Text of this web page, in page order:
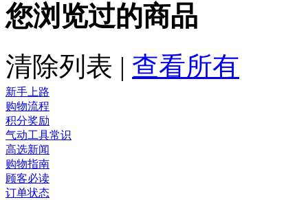
您浏览过的商品
清除列表 | 查看所有
新手上路
购物流程
积分奖励
气动工具常识
高选新闻
购物指南
顾客必读
订单状态